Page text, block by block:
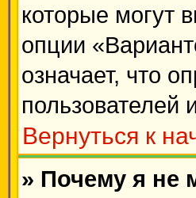
которые могут
опции
означает, что
пользователей
Вернуться к
» Почему я не